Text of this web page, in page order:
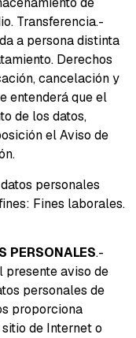
Transferencia.-
a persona distinta
Derechos
cancelación y
entenderá que el
de los datos,
el Aviso de
personales
Fines laborales.
PERSONALES.-
presente aviso de
personales de
proporciona
de Internet o